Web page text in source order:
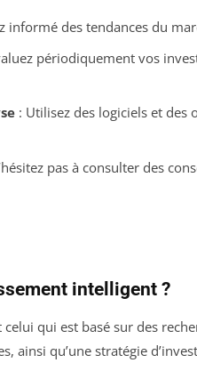
informé des tendances du
périodiquement vos
: Utilisez des logiciels et des
pas à consulter des
intelligent ?
qui est basé sur des
ainsi qu’une stratégie